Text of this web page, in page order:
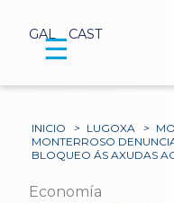
GAL CAST
☰
INICIO > LUGOXA >
MONTERROSO
BLOQUEO ÁS AXUDAS
Economía